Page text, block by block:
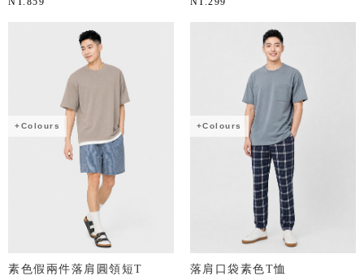
+Colours
素色假兩件落肩圓領短T
+Colours
落肩口袋素色T恤